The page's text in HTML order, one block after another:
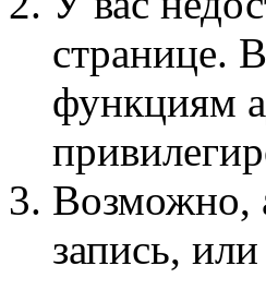
странице.
функциям
Возможно,
запись,